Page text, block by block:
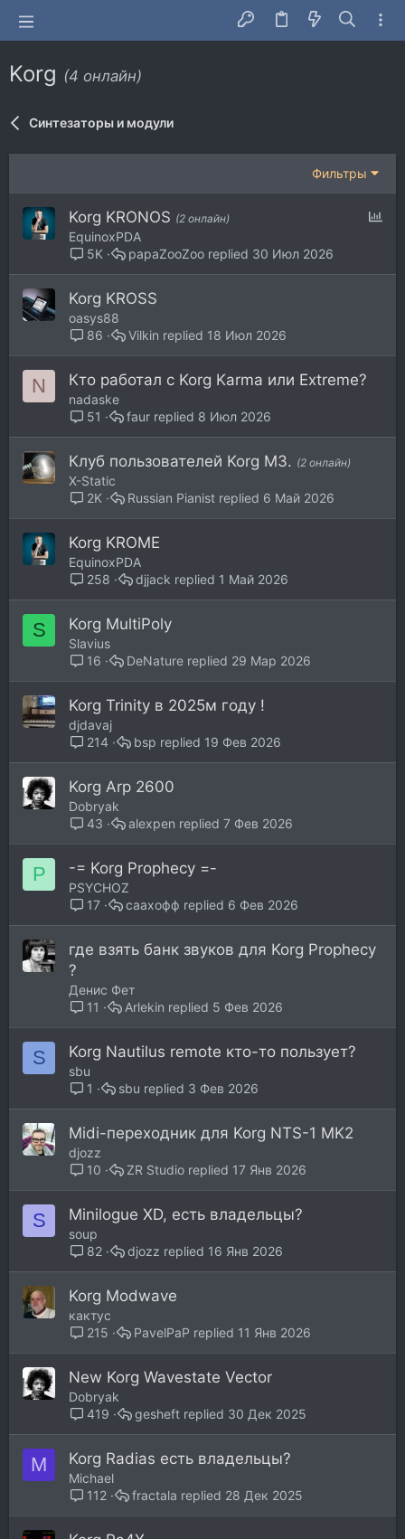
Korg (4 онлайн)
Синтезаторы и модули
Фильтры
О
о
Korg KRONOS (2 онлайн)
EquinoxPDA
5K
30 Июл 2026
papaZooZoo
Korg KROSS
oasys88
86
18 Июл 2026
Vilkin
N Кто работал с Korg Karma или Extreme?
nadaske
51
8 Июл 2026
faur
Клуб пользователей Korg M3. (2 онлайн)
X-Static
2K
6 Май 2026
Russian Pianist
Korg KROME
EquinoxPDA
258
1 Май 2026
djjack
S Korg MultiPoly
Slavius
16
29 Мар 2026
DeNature
Korg Trinity в 2025м году !
djdavaj
214
19 Фев 2026
bsp
Korg Arp 2600
Dobryak
43
7 Фев 2026
alexpen
P -= Korg Prophecy =-
PSYCHOZ
17
6 Фев 2026
саахофф
где взять банк звуков для Korg Prophecy
?
Денис Фет
11
5 Фев 2026
Arlekin
S Korg Nautilus remote кто-то пользует?
sbu
1
3 Фев 2026
sbu
Midi-переходник для Korg NTS-1 MK2
djozz
10
17 Янв 2026
ZR Studio
S Minilogue XD, есть владельцы?
soup
82
16 Янв 2026
djozz
Korg Modwave
кактус
215
11 Янв 2026
PavelPaP
New Korg Wavestate Vector
Dobryak
419
30 Дек 2025
gesheft
M Korg Radias есть владельцы?
Michael
112
28 Дек 2025
fractala